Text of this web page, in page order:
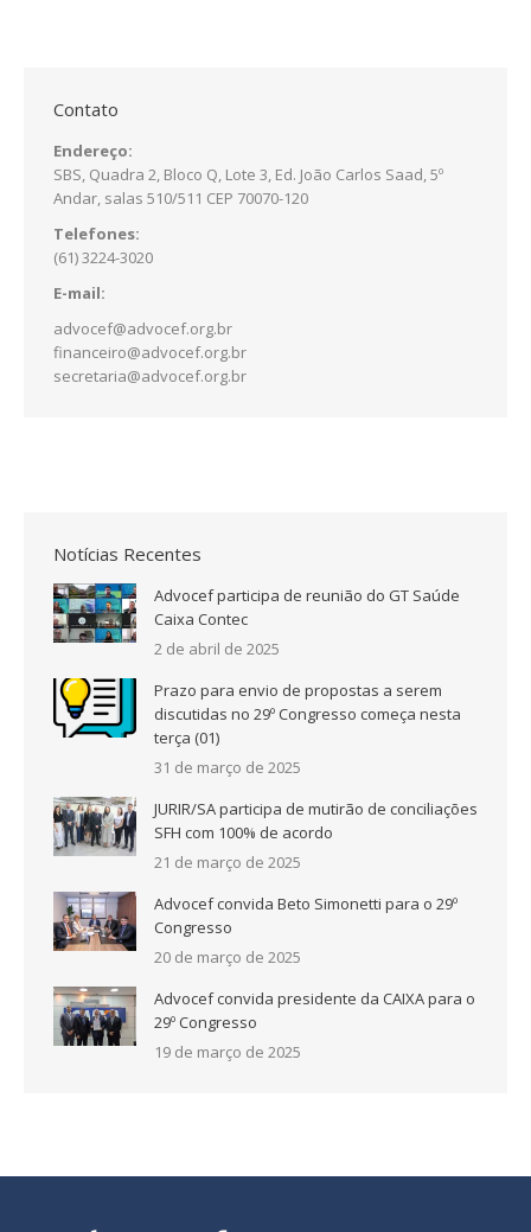
Contato
Endereço:
SBS, Quadra 2, Bloco Q, Lote 3, Ed. João Carlos Saad, 5º
Andar, salas 510/511 CEP 70070-120
Telefones:
(61) 3224-3020
E-mail:
advocef@advocef.org.br
financeiro@advocef.org.br
secretaria@advocef.org.br
Notícias Recentes
Advocef participa de reunião do GT Saúde
Caixa Contec
2 de abril de 2025
Prazo para envio de propostas a serem
discutidas no 29º Congresso começa nesta
terça (01)
31 de março de 2025
JURIR/SA participa de mutirão de conciliações
SFH com 100% de acordo
21 de março de 2025
Advocef convida Beto Simonetti para o 29º
Congresso
20 de março de 2025
Advocef convida presidente da CAIXA para o
29º Congresso
19 de março de 2025